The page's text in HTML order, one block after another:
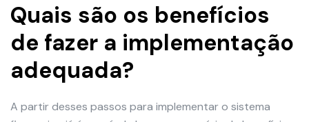
Quais são os benefícios
de fazer a implementação
adequada?
A partir desses passos para implementar o sistema